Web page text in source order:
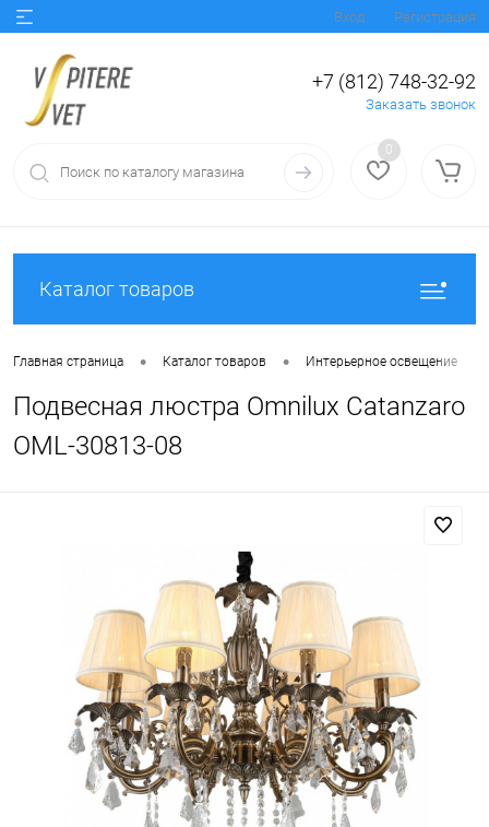
Вход Регистрация
+7 (812) 748-32-92
Заказать звонок
0
Каталог товаров
Главная страница • Каталог товаров • Интерьерное освещение
Подвесная люстра Omnilux Catanzaro
OML-30813-08